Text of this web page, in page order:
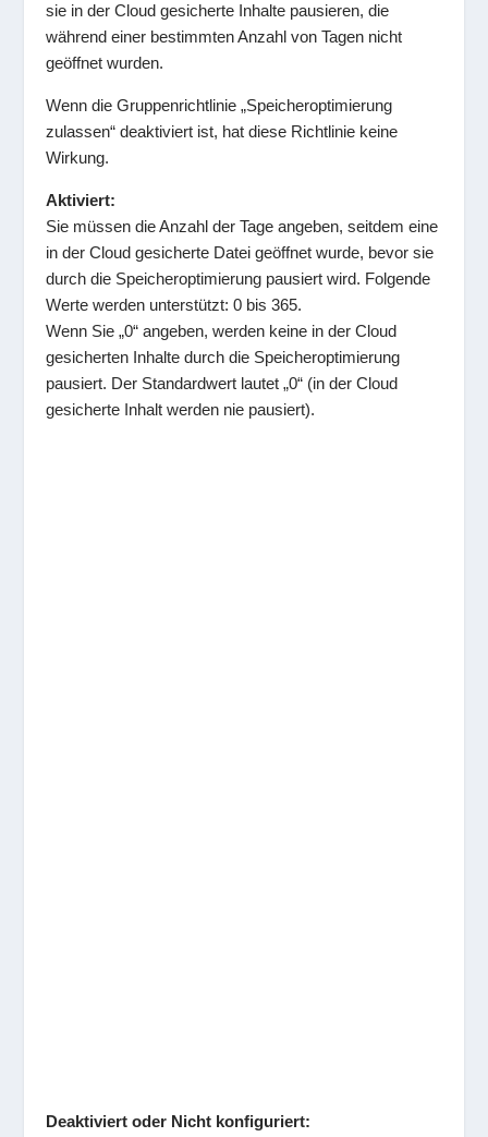
sie in der Cloud gesicherte Inhalte pausieren, die
während einer bestimmten Anzahl von Tagen nicht
geöffnet wurden.
Wenn die Gruppenrichtlinie „Speicheroptimierung
zulassen“ deaktiviert ist, hat diese Richtlinie keine
Wirkung.
Aktiviert:
Sie müssen die Anzahl der Tage angeben, seitdem eine
in der Cloud gesicherte Datei geöffnet wurde, bevor sie
durch die Speicheroptimierung pausiert wird. Folgende
Werte werden unterstützt: 0 bis 365.
Wenn Sie „0“ angeben, werden keine in der Cloud
gesicherten Inhalte durch die Speicheroptimierung
pausiert. Der Standardwert lautet „0“ (in der Cloud
gesicherte Inhalt werden nie pausiert).
Deaktiviert oder Nicht konfiguriert: